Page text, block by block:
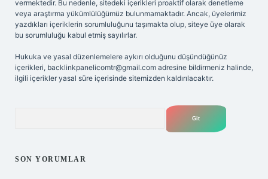
vermektedir. Bu nedenle, sitedeki içerikleri proaktif olarak denetleme
veya araştırma yükümlülüğümüz bulunmamaktadır. Ancak, üyelerimiz
yazdıkları içeriklerin sorumluluğunu taşımakta olup, siteye üye olarak
bu sorumluluğu kabul etmiş sayılırlar.
Hukuka ve yasal düzenlemelere aykırı olduğunu düşündüğünüz
içerikleri, backlinkpanelicomtr@gmail.com adresine bildirmeniz halinde,
ilgili içerikler yasal süre içerisinde sitemizden kaldırılacaktır.
SON YORUMLAR